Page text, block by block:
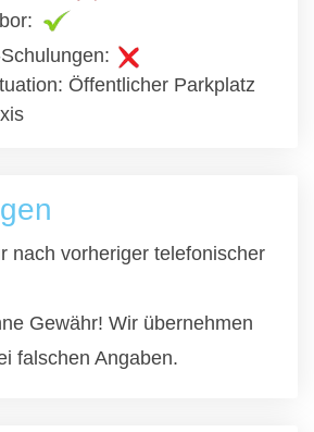
Öffentlicher Parkplatz
nach vorheriger telefonischer
Gewähr! Wir übernehmen
falschen Angaben.